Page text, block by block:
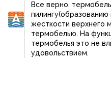
Все верно,
жесткости верхнего
термобелью. На
термобелья это не
удовольствием.